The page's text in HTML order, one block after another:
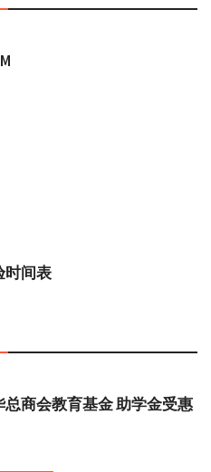
时间表
商会教育基金 助学金受惠